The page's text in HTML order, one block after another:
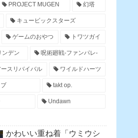
PROJECT MUGEN 幻塔
キュービックスターズ
ゲームのおやつ トワツガイ
デン 呪術廻戦-ファンパレ-
ースリバイバル ワイルドハーツ
takt op.
Undawn
かわいい重ね着「ウミウシ